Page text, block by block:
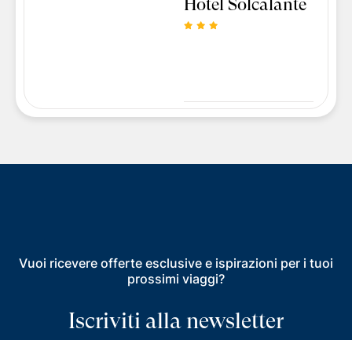
Hotel Solcalante
Vuoi ricevere offerte esclusive e ispirazioni per i tuoi
prossimi viaggi?
Iscriviti alla newsletter